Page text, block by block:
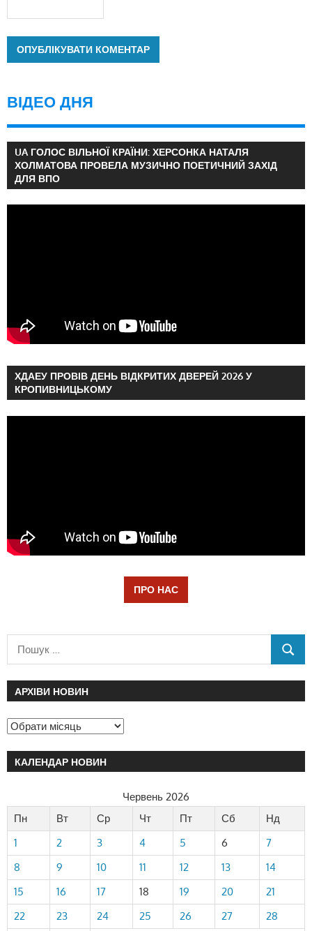
ВІДЕО ДНЯ
UA ГОЛОС ВІЛЬНОЇ КРАЇНИ: ХЕРСОНКА НАТАЛЯ
ХОЛМАТОВА ПРОВЕЛА МУЗИЧНО ПОЕТИЧНИЙ ЗАХІД
ДЛЯ ВПО
ХДАЕУ ПРОВІВ ДЕНЬ ВІДКРИТИХ ДВЕРЕЙ 2026 У
КРОПИВНИЦЬКОМУ
ПРО НАС
АРХІВИ НОВИН
КАЛЕНДАР НОВИН
Червень 2026
Пн
Вт Ср Чт Пт Сб
Нд
1
2 3 4 5 6
7
8
9 10 11 12 13
14
15
16 17 18 19 20
21
22
23 24 25 26 27 28